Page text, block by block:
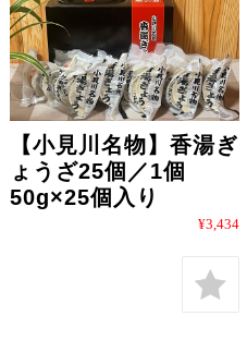
【小見川名物】香湯ぎ
ょうざ25個／1個
50g×25個入り
¥3,434